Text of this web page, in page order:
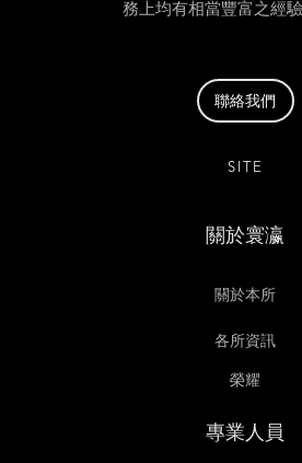
務上均有相當豐富之經驗
聯絡我們
SITE
關於寰瀛
關於本所
各所資訊
榮耀
專業人員